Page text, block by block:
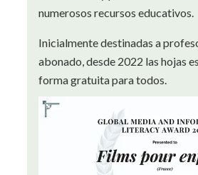
numerosos recursos educativos.
Inicialmente destinadas a
abonado, desde 2022 las hojas
forma gratuita para todos.